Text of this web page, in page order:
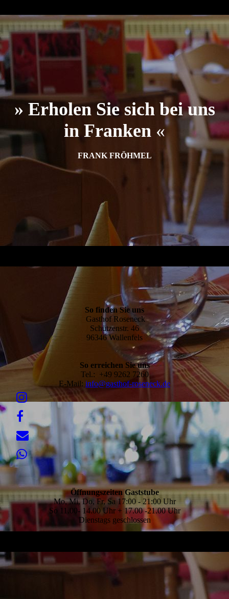
» Erholen Sie sich bei uns
in Franken «
FRANK FRÖHMEL
So finden Sie uns
Gasthof Roseneck
Schützenstr. 46
96346 Wallenfels
So erreichen Sie uns
Tel.: +49 9262 7260
E-Mail: info@gasthof-roseneck.de
Öffnungszeiten Gaststube
Mo, Mi, Do, Fr, Sa 17:00 - 21:00 Uhr
So 11.00- 14.00 Uhr + 17.00 -21.00 Uhr
Dienstags geschlossen